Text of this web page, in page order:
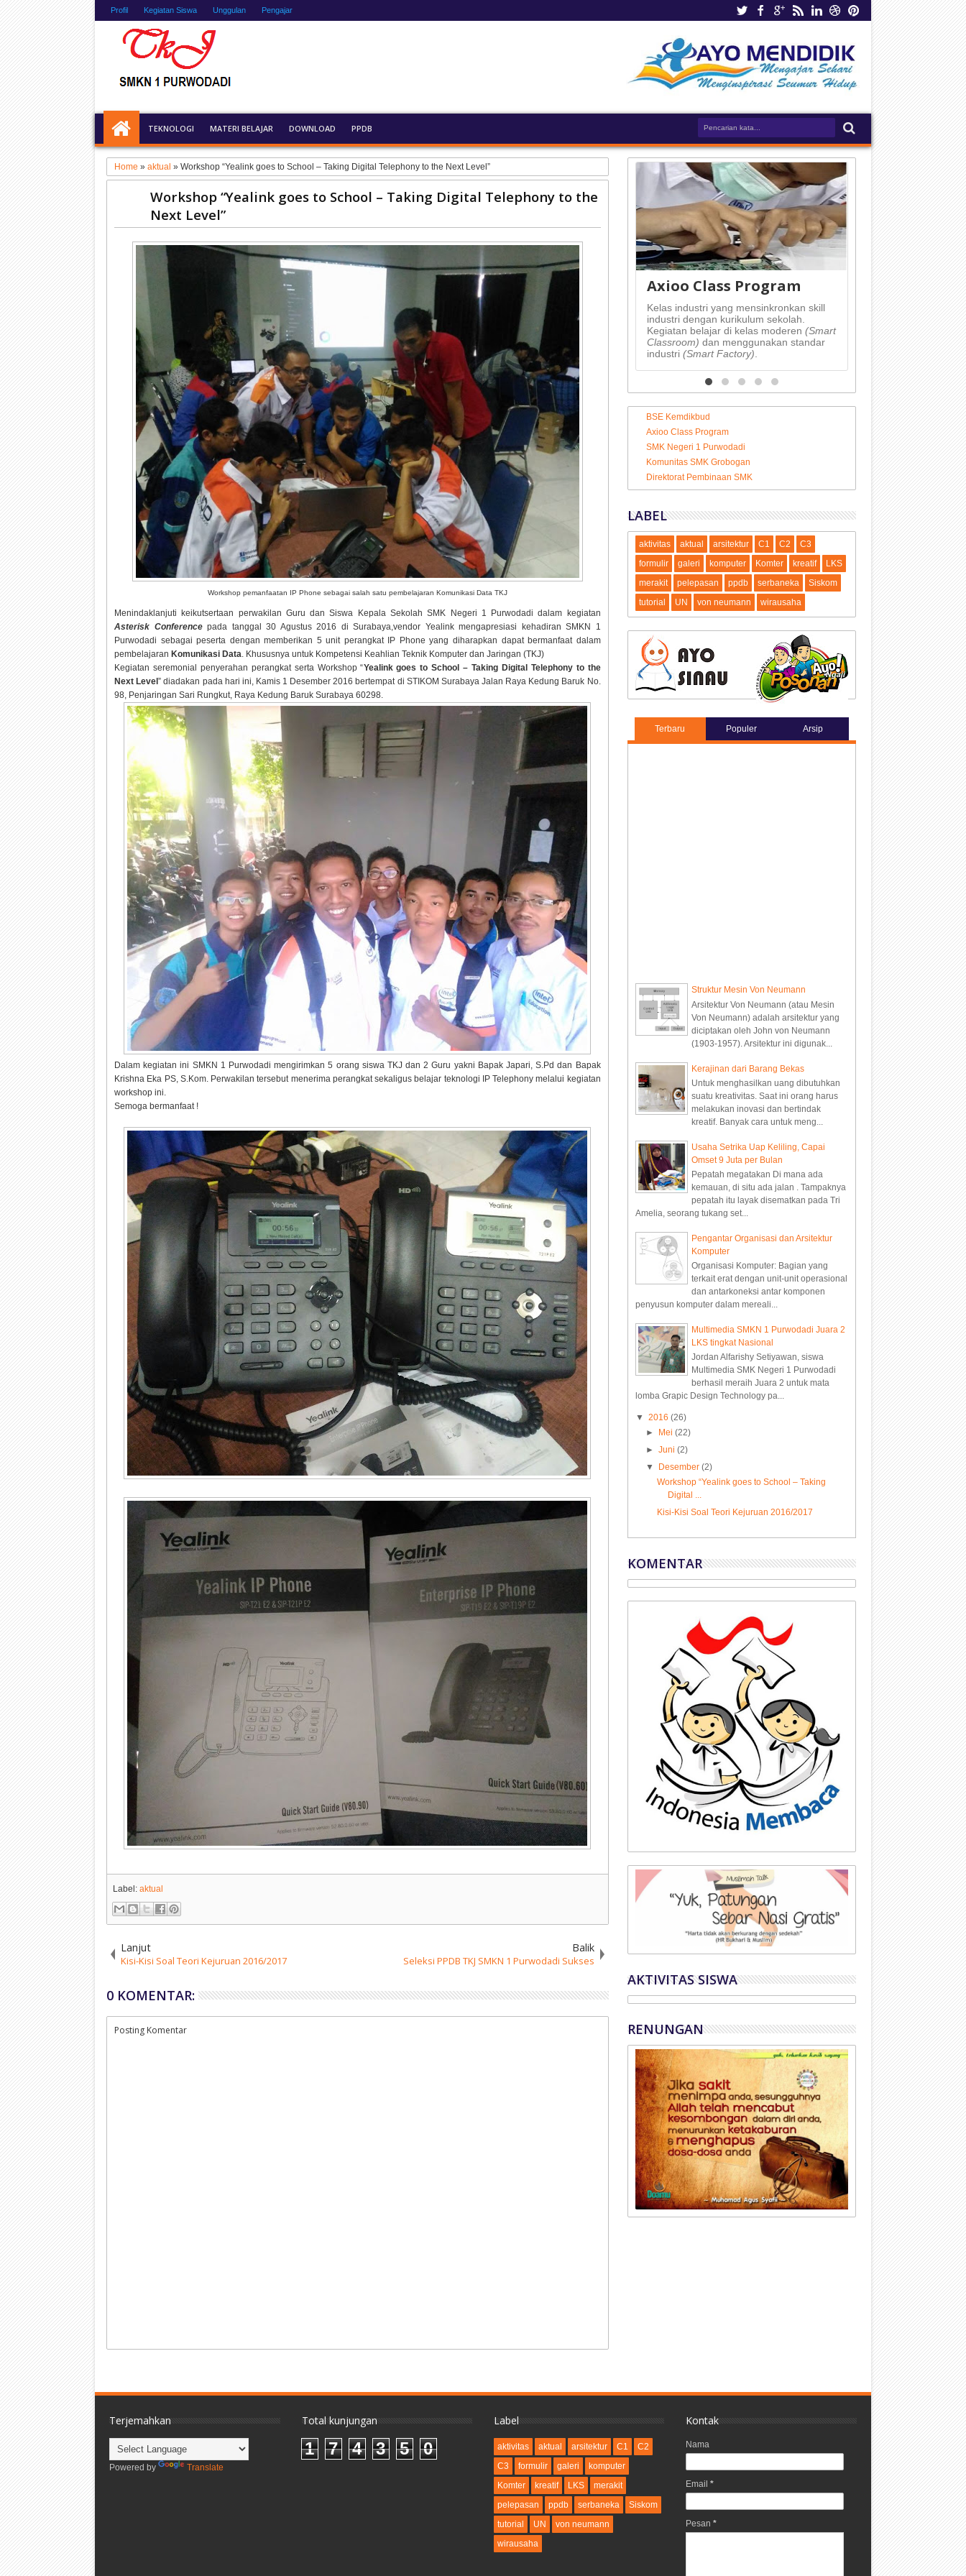
Profil Kegiatan Siswa Unggulan Pengajar
TEKNOLOGI MATERI BELAJAR DOWNLOAD PPDB
Home »aktual »Workshop “Yealink goes to School – Taking Digital Telephony to the Next Level”
Workshop “Yealink goes to School – Taking Digital Telephony to the
Next Level”
Workshop pemanfaatan IP Phone sebagai salah satu pembelajaran Komunikasi Data TKJ
Menindaklanjuti keikutsertaan perwakilan Guru dan Siswa Kepala Sekolah SMK Negeri 1 Purwodadi dalam kegiatan
Asterisk Conferencepada tanggal 30 Agustus 2016 di Surabaya,vendor Yealink mengapresiasi kehadiran SMKN 1
Purwodadi sebagai peserta dengan memberikan 5 unit perangkat IP Phone yang diharapkan dapat bermanfaat dalam
pembelajaran Komunikasi Data. Khususnya untuk Kompetensi Keahlian Teknik Komputer dan Jaringan (TKJ)
Kegiatan seremonial penyerahan perangkat serta Workshop “Yealink goes to School – Taking Digital Telephony to the
Next Level” diadakan pada hari ini, Kamis 1 Desember 2016 bertempat di STIKOM Surabaya Jalan Raya Kedung Baruk No.
98, Penjaringan Sari Rungkut, Raya Kedung Baruk Surabaya 60298.
Dalam kegiatan ini SMKN 1 Purwodadi mengirimkan 5 orang siswa TKJ dan 2 Guru yakni Bapak Japari, S.Pd dan Bapak
Krishna Eka PS, S.Kom. Perwakilan tersebut menerima perangkat sekaligus belajar teknologi IP Telephony melalui kegiatan
workshop ini.
Semoga bermanfaat !
Label:aktual
Lanjut
Kisi-Kisi Soal Teori Kejuruan 2016/2017
Balik
Seleksi PPDB TKJ SMKN 1 Purwodadi Sukses
0 KOMENTAR:
Posting Komentar
Axioo Class Program
Kelas industri yang mensinkronkan skill
industri dengan kurikulum sekolah.
Kegiatan belajar di kelas moderen (Smart
Classroom) dan menggunakan standar
industri (Smart Factory)
BSE Kemdikbud
Axioo Class Program
SMK Negeri 1 Purwodadi
Komunitas SMK Grobogan
Direktorat Pembinaan SMK
LABEL
aktivitas aktual arsitektur C1 C2
C3
formulir
galeri komputer Komter kreatif
LKS
merakit
pelepasan ppdb serbaneka
Siskom
tutorial
UN von neumann wirausaha
Terbaru Populer Arsip
Struktur Mesin Von Neumann
Arsitektur Von Neumann (atau Mesin
Von Neumann) adalah arsitektur yang
diciptakan oleh John von Neumann
(1903-1957). Arsitektur ini digunak...
Kerajinan dari Barang Bekas
Untuk menghasilkan uang dibutuhkan
suatu kreativitas. Saat ini orang harus
melakukan inovasi dan bertindak
kreatif. Banyak cara untuk meng...
Usaha Setrika Uap Keliling, Capai
Omset 9 Juta per Bulan
Pepatah megatakan Di mana ada
kemauan, di situ ada jalan . Tampaknya
pepatah itu layak disematkan pada Tri
Amelia, seorang tukang set...
Pengantar Organisasi dan Arsitektur
Komputer
Organisasi Komputer: Bagian yang
terkait erat dengan unit-unit operasional
dan antarkoneksi antar komponen
penyusun komputer dalam mereali...
Multimedia SMKN 1 Purwodadi Juara 2
LKS tingkat Nasional
Jordan Alfarishy Setiyawan, siswa
Multimedia SMK Negeri 1 Purwodadi
berhasil meraih Juara 2 untuk mata
lomba Grapic Design Technology pa...
▼ 2016 (26)
► Mei (22)
► Juni (2)
▼ Desember (2)
Workshop “Yealink goes to School – Taking
Digital ...
Kisi-Kisi Soal Teori Kejuruan 2016/2017
KOMENTAR
AKTIVITAS SISWA
RENUNGAN
Terjemahkan
Powered by Translate
Total kunjungan
1 7 4 3 5 0
Label
aktivitas aktual arsitektur C1
C2
C3
formulir galeri
komputer
Komter
kreatif LKS
merakit
pelepasan
ppdb serbaneka
Siskom
tutorial
UN
von neumann
wirausaha
Kontak
Nama
Email*
Pesan*